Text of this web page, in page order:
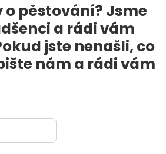
o pěstování? Jsme
a rádi vám
jste nenašli, co
nám a rádi vám